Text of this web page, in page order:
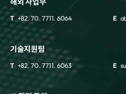
T +82. 70. 7711. 6064 E
기술지원팀
T +82. 70. 7711. 6063 E